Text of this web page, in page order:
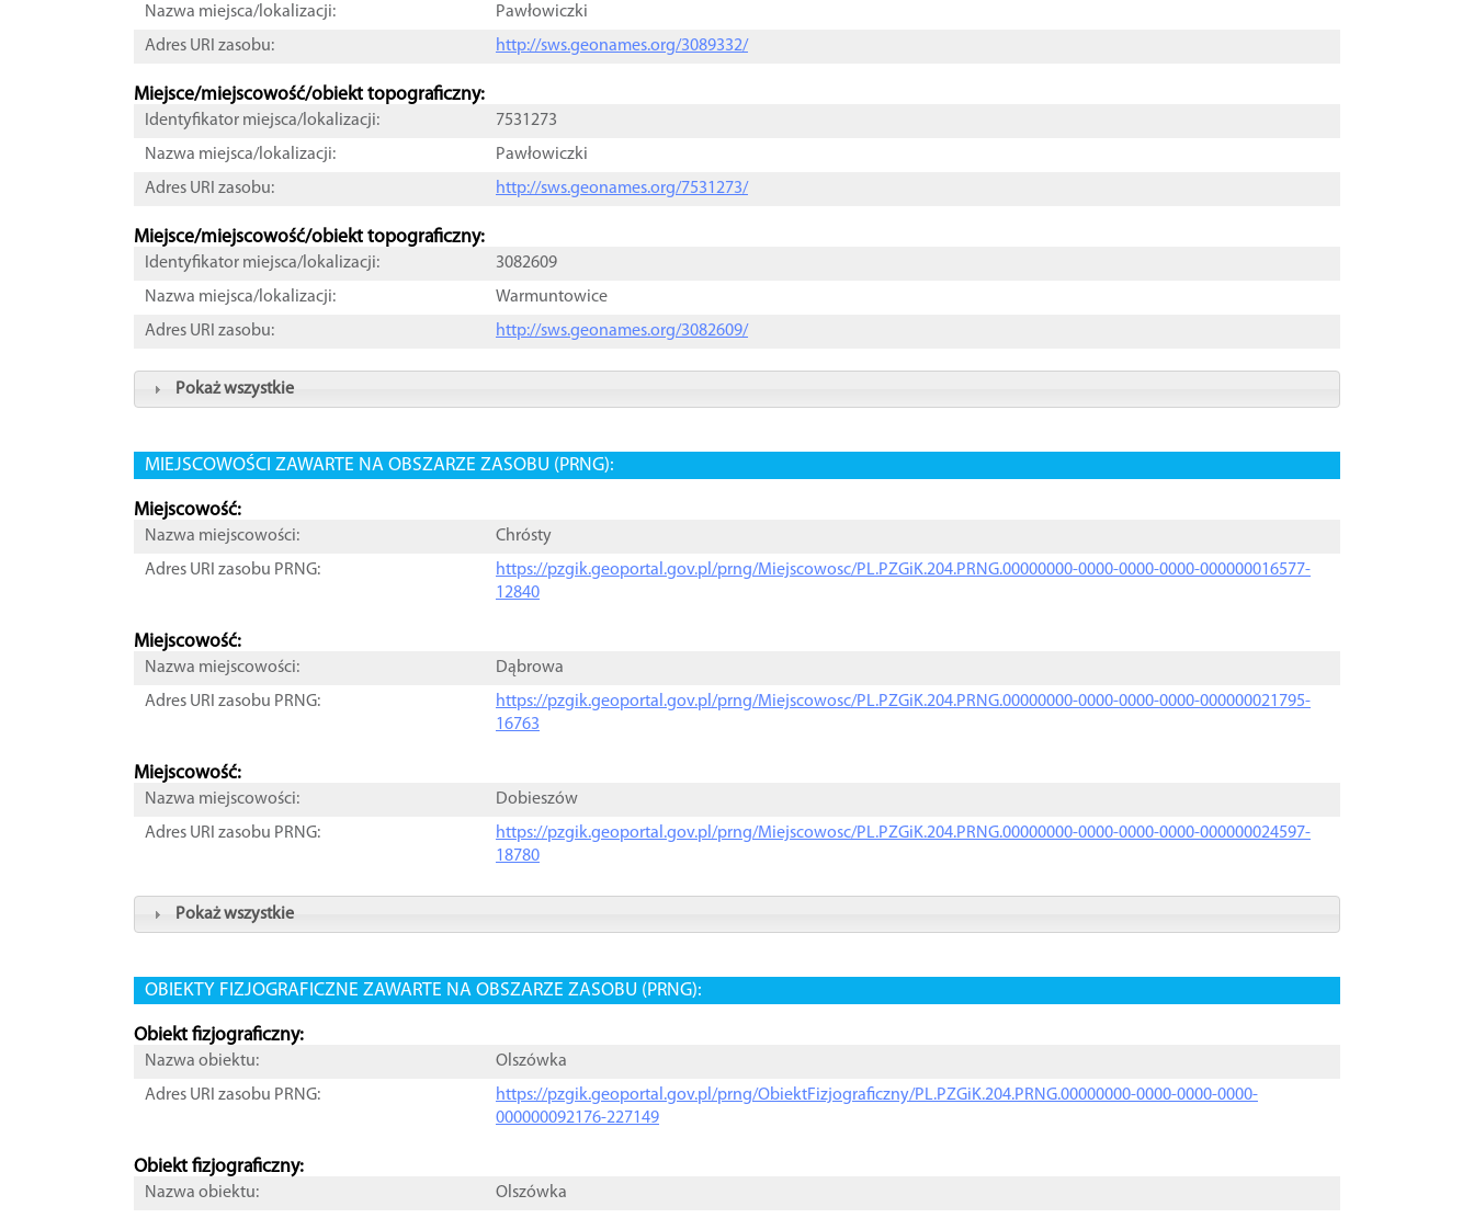
Nazwa miejsca/lokalizacji:
Pawłowiczki
Adres URI zasobu:
http://sws.geonames.org/3089332/
Miejsce/miejscowość/obiekt topograficzny:
Identyfikator miejsca/lokalizacji:
7531273
Nazwa miejsca/lokalizacji:
Pawłowiczki
Adres URI zasobu:
http://sws.geonames.org/7531273/
Miejsce/miejscowość/obiekt topograficzny:
Identyfikator miejsca/lokalizacji:
3082609
Nazwa miejsca/lokalizacji:
Warmuntowice
Adres URI zasobu:
http://sws.geonames.org/3082609/
Pokaż wszystkie
MIEJSCOWOŚCI ZAWARTE NA OBSZARZE ZASOBU (PRNG):
Miejscowość:
Nazwa miejscowości:
Chrósty
Adres URI zasobu PRNG:
https://pzgik.geoportal.gov.pl/prng/Miejscowosc/PL.PZGiK.204.PRNG.00000000-0000-0000-0000-000000016577-
12840
Miejscowość:
Nazwa miejscowości:
Dąbrowa
Adres URI zasobu PRNG:
https://pzgik.geoportal.gov.pl/prng/Miejscowosc/PL.PZGiK.204.PRNG.00000000-0000-0000-0000-000000021795-
16763
Miejscowość:
Nazwa miejscowości:
Dobieszów
Adres URI zasobu PRNG:
https://pzgik.geoportal.gov.pl/prng/Miejscowosc/PL.PZGiK.204.PRNG.00000000-0000-0000-0000-000000024597-
18780
Pokaż wszystkie
OBIEKTY FIZJOGRAFICZNE ZAWARTE NA OBSZARZE ZASOBU (PRNG):
Obiekt fizjograficzny:
Nazwa obiektu:
Olszówka
Adres URI zasobu PRNG:
https://pzgik.geoportal.gov.pl/prng/ObiektFizjograficzny/PL.PZGiK.204.PRNG.00000000-0000-0000-0000-
000000092176-227149
Obiekt fizjograficzny:
Nazwa obiektu: Olszówka